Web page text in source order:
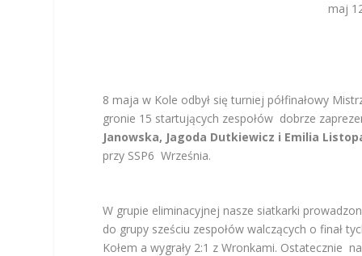
maj
8 maja w Kole odbył się turniej półfinałowy
gronie 15 startujących zespołów dobrze
Janowska, Jagoda Dutkiewicz i Emilia
przy SSP6 Września.
W grupie eliminacyjnej nasze siatkarki
do grupy sześciu zespołów walczących o finał
Kołem a wygrały 2:1 z Wronkami. Ostatecznie